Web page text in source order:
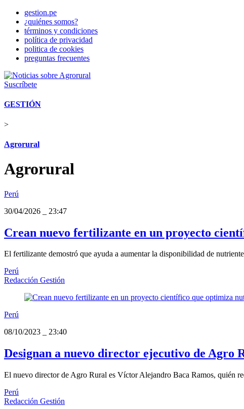
gestion.pe
¿quiénes somos?
términos y condiciones
política de privacidad
politica de cookies
preguntas frecuentes
Suscríbete
GESTIÓN
>
Agrorural
Agrorural
Perú
30/04/2026
23:47
Crean nuevo fertilizante en un proyecto
El fertilizante demostró que ayuda a aumentar la disponibilidad de
Perú
Redacción Gestión
Perú
08/10/2023
23:40
Designan a nuevo director ejecutivo de Agro
El nuevo director de Agro Rural es Víctor Alejandro Baca Ramos, quién
Perú
Redacción Gestión